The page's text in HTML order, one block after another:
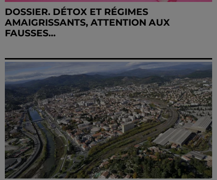
DOSSIER. DÉTOX ET RÉGIMES
AMAIGRISSANTS, ATTENTION AUX
FAUSSES...